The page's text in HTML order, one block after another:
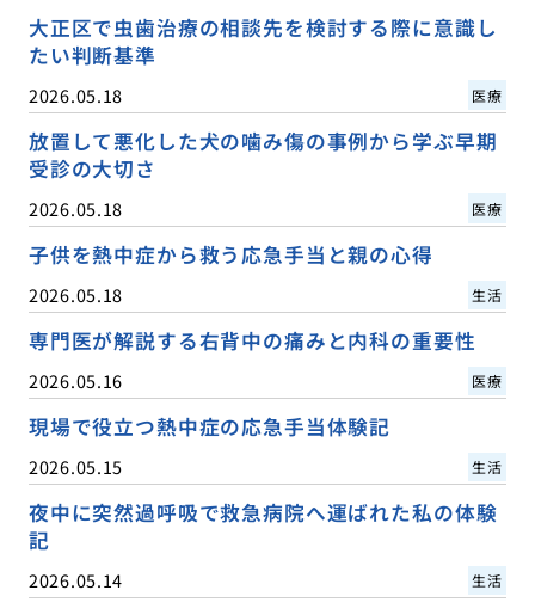
大正区で虫歯治療の相談先を検討する際に意識し
たい判断基準
2026.05.18 医療
放置して悪化した犬の噛み傷の事例から学ぶ早期
受診の大切さ
2026.05.18 医療
子供を熱中症から救う応急手当と親の心得
2026.05.18 生活
専門医が解説する右背中の痛みと内科の重要性
2026.05.16 医療
現場で役立つ熱中症の応急手当体験記
2026.05.15 生活
夜中に突然過呼吸で救急病院へ運ばれた私の体験
記
2026.05.14 生活